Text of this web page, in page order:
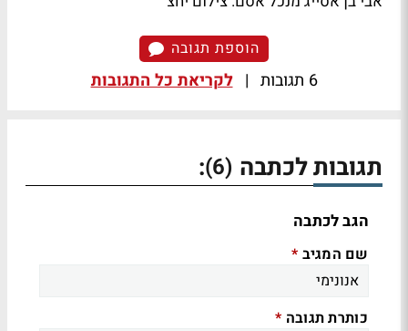
הוספת תגובה
6 תגובות | לקריאת כל התגובות
תגובות לכתבה (6)
:
הגב לכתבה
שם המגיב *
כותרת תגובה *